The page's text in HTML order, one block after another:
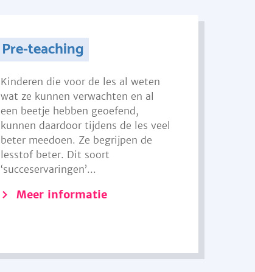
Pre-teaching
Kinderen die voor de les al weten
wat ze kunnen verwachten en al
een beetje hebben geoefend,
kunnen daardoor tijdens de les veel
beter meedoen. Ze begrijpen de
lesstof beter. Dit soort
‘succeservaringen’...
Meer informatie